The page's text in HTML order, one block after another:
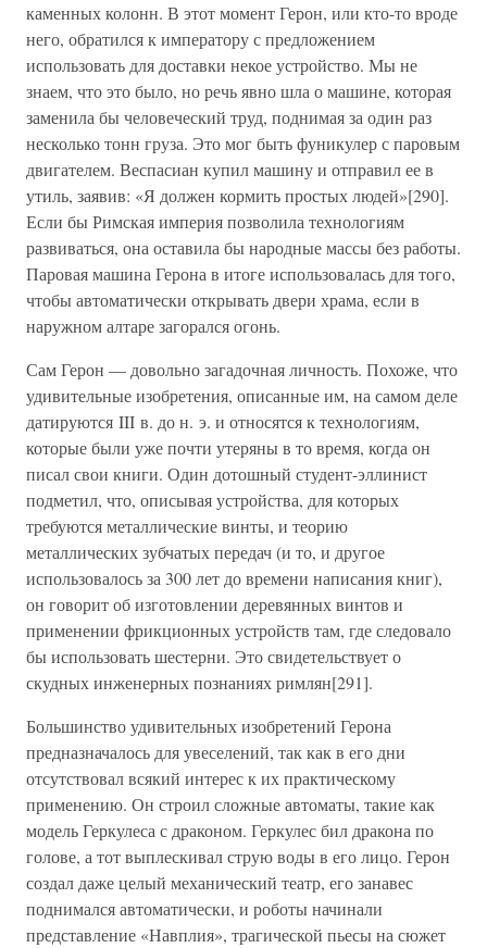
каменных колонн. В этот момент Герон, или кто-то вроде
него, обратился к императору с предложением
использовать для доставки некое устройство. Мы не
знаем, что это было, но речь явно шла о машине, которая
заменила бы человеческий труд, поднимая за один раз
несколько тонн груза. Это мог быть фуникулер с паровым
двигателем. Веспасиан купил машину и отправил ее в
утиль, заявив: «Я должен кормить простых людей»[290].
Если бы Римская империя позволила технологиям
развиваться, она оставила бы народные массы без работы.
Паровая машина Герона в итоге использовалась для того,
чтобы автоматически открывать двери храма, если в
наружном алтаре загорался огонь.
Сам Герон — довольно загадочная личность. Похоже, что
удивительные изобретения, описанные им, на самом деле
датируются III в. до н. э. и относятся к технологиям,
которые были уже почти утеряны в то время, когда он
писал свои книги. Один дотошный студент-эллинист
подметил, что, описывая устройства, для которых
требуются металлические винты, и теорию
металлических зубчатых передач (и то, и другое
использовалось за 300 лет до времени написания книг),
он говорит об изготовлении деревянных винтов и
применении фрикционных устройств там, где следовало
бы использовать шестерни. Это свидетельствует о
скудных инженерных познаниях римлян[291].
Большинство удивительных изобретений Герона
предназначалось для увеселений, так как в его дни
отсутствовал всякий интерес к их практическому
применению. Он строил сложные автоматы, такие как
модель Геркулеса с драконом. Геркулес бил дракона по
голове, а тот выплескивал струю воды в его лицо. Герон
создал даже целый механический театр, его занавес
поднимался автоматически, и роботы начинали
представление «Навплия», трагической пьесы на сюжет